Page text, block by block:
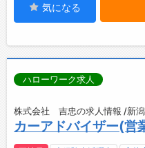
気になる
ハローワーク求人
株式会社 吉忠の求人情報 /新
カーアドバイザー(営